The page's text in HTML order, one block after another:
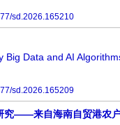
sd.2026.165210
Big Data and AI
sd.2026.165209
究——来自海南自贸港农